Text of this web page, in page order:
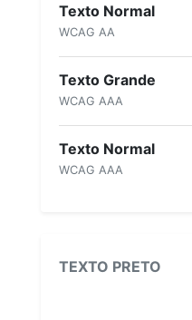
Texto Normal
WCAG AA
Texto Grande
WCAG AAA
Texto Normal
WCAG AAA
TEXTO PRETO